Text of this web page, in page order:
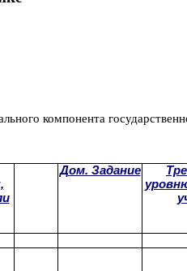
компонента
Дом. Задание